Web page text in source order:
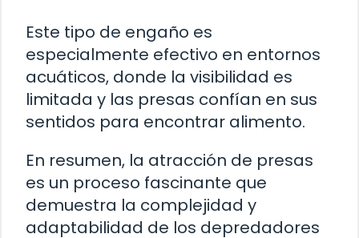
Este tipo de engaño es
especialmente efectivo en entornos
acuáticos, donde la visibilidad es
limitada y las presas confían en sus
sentidos para encontrar alimento.
En resumen, la atracción de presas
es un proceso fascinante que
demuestra la complejidad y
adaptabilidad de los depredadores